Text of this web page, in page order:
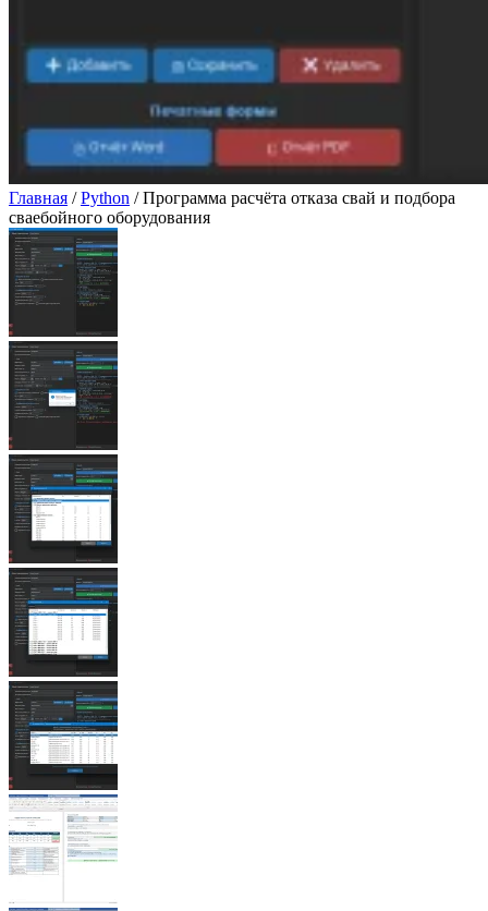
Главная /Python / Программа расчёта отказа свай и подбора
сваебойного оборудования